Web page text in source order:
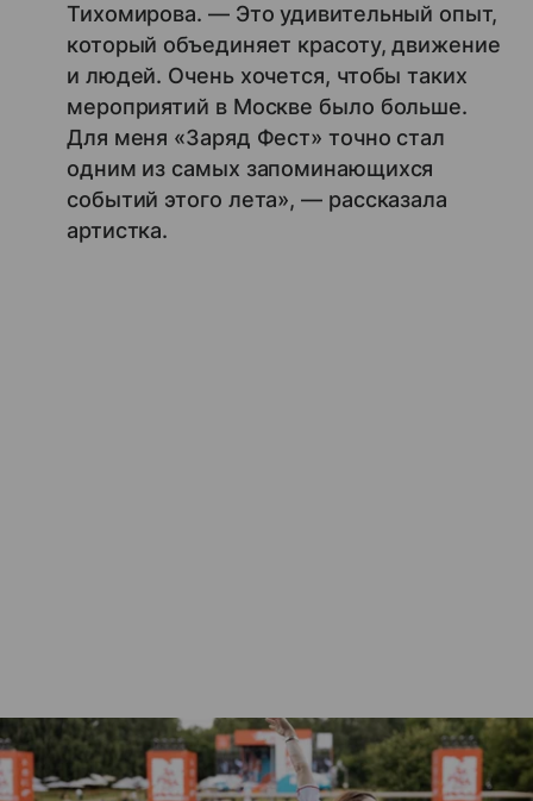
Тихомирова. — Это удивительный опыт,
который объединяет красоту, движение
и людей. Очень хочется, чтобы таких
мероприятий в Москве было больше.
Для меня «Заряд Фест» точно стал
одним из самых запоминающихся
событий этого лета», — рассказала
артистка.